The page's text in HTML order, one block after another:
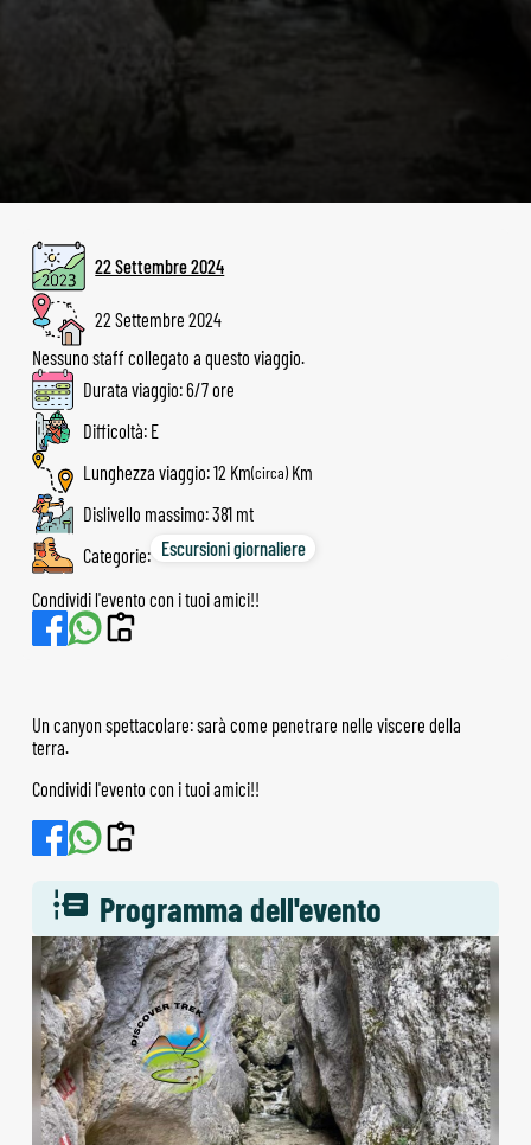
Un canyon spettacolare: sarà come penetrare nelle viscere della
terra.
Condividi l'evento con i tuoi amici!!
Programma dell'evento
22 Settembre 2024
22 Settembre 2024
Nessuno staff collegato a questo viaggio.
Durata viaggio: 6/7 ore
Difficoltà: E
Lunghezza viaggio: 12 Km(circa)
Dislivello massimo: 381 mt
Categorie: Escursioni giornaliere
Condividi l'evento con i tuoi amici!!